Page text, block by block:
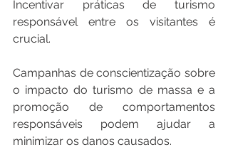
Incentivar práticas de turismo
responsável entre os visitantes é
crucial.
Campanhas de conscientização sobre
o impacto do turismo de massa e a
promoção de comportamentos
responsáveis podem ajudar a
minimizar os danos causados.